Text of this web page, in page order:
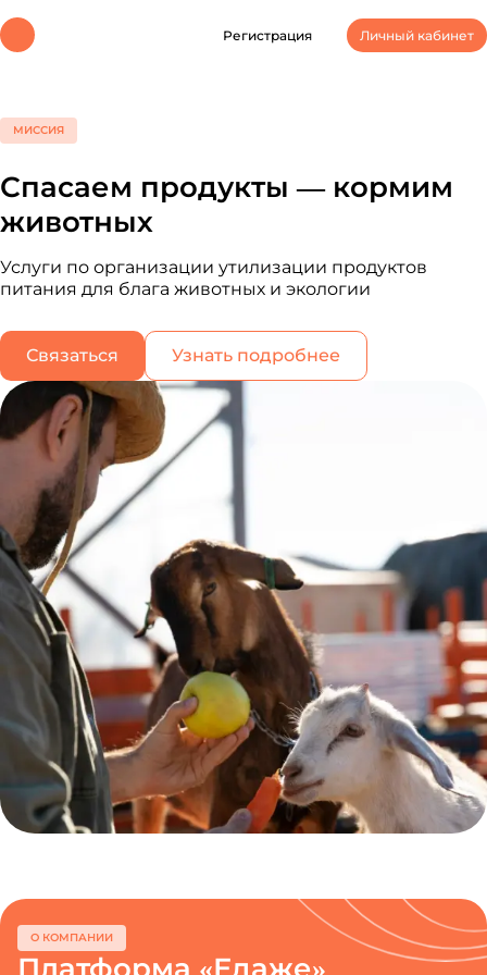
Регистрация Личный кабинет
МИССИЯ
Спасаем продукты — кормим
животных
Услуги по организации утилизации продуктов
питания для блага животных и экологии
Связаться Узнать подробнее
О КОМПАНИИ